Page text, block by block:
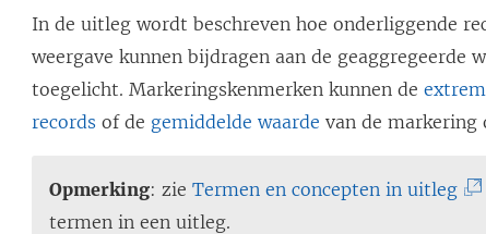
In de uitleg wordt beschreven hoe onderliggende
weergave kunnen bijdragen aan de geaggregeerde
toegelicht. Markeringskenmerken kunnen de
records of de gemiddelde waarde van de markering
Opmerking: zieTermen en concepten in uitleg(
termen in een uitleg.